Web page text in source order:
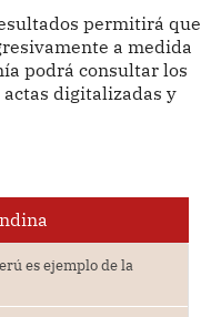
permitirá que
a medida
podrá consultar los
digitalizadas y
es ejemplo de la